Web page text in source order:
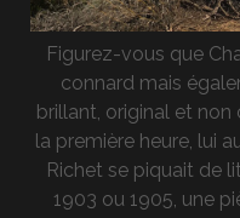
Figurez-vous que
connard mais
brillant, original et
la première heure, lui
Richet se piquait de
1903 ou 1905, une